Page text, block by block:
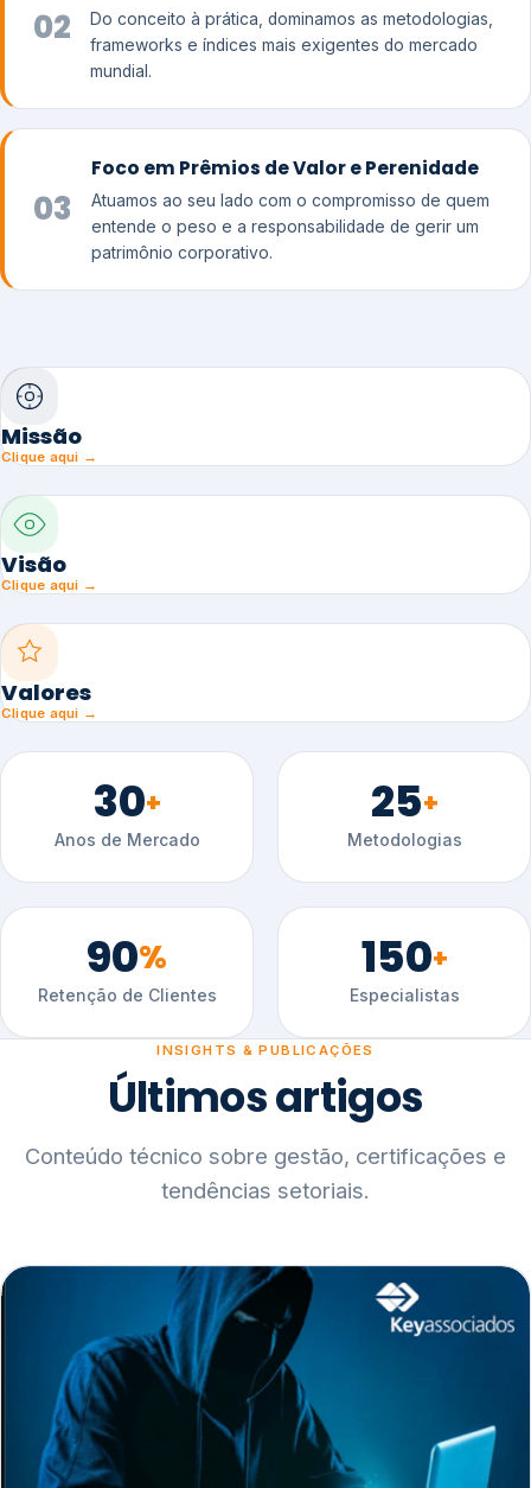
02
Do conceito à prática, dominamos as metodologias,
frameworks e índices mais exigentes do mercado
mundial.
03
Foco em Prêmios de Valor e Perenidade
Atuamos ao seu lado com o compromisso de quem
entende o peso e a responsabilidade de gerir um
patrimônio corporativo.
Missão
Clique aqui →
Visão
Clique aqui →
Valores
Clique aqui →
30+
Anos de Mercado
25+
Metodologias
90%
Retenção de Clientes
150+
Especialistas
INSIGHTS & PUBLICAÇÕES
Últimos artigos
Conteúdo técnico sobre gestão, certificações e
tendências setoriais.